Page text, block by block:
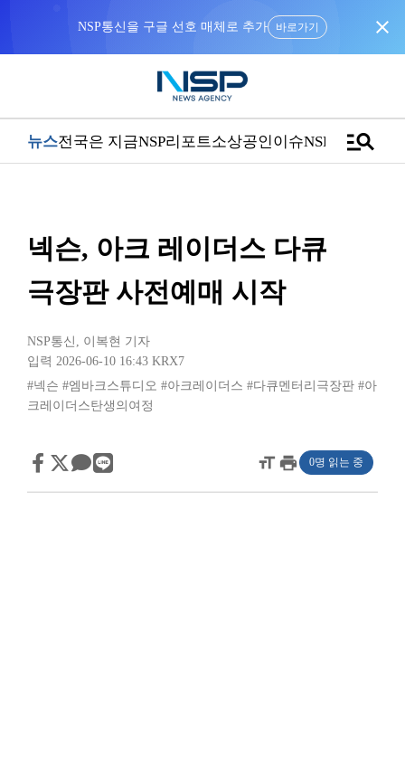
NSP통신을 구글 선호 매체로 추가 바로가기 close
뉴스전국은 지금NSP리포트소상공인이슈NSPTVmanage_search
넥슨, 아크 레이더스 다큐
극장판 사전예매 시작
NSP통신 , 이복현 기자
입력 2026-06-10 16:43 KRX7
#넥슨 #엠바크스튜디오 #아크레이더스 #다큐멘터리극장판 #아
크레이더스탄생의여정
format_sizeprint 0명 읽는 중